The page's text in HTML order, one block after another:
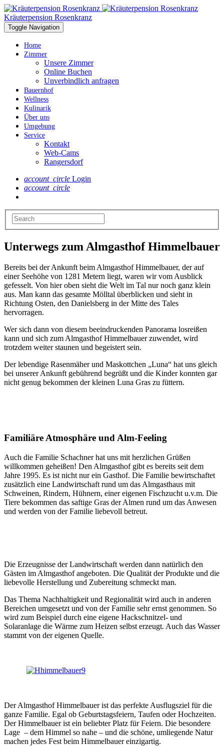
Kräuterpension Rosenkranz
Toggle Navigation
Home
Zimmer
Unsere Zimmer
Online Buchen
Unverbindlich anfragen
Bauernhof
Wellness
Kulinarik
Über uns
Umgebung
Service
Kontakt
Web-Cams
Rangersdorf
account_circle Login
account_circle
Unterwegs zum Almgasthof Himmelbauer
Bereits bei der Ankunft beim Almgasthof Himmelbauer, der auf
einer Seehöhe von 1281 Metern liegt, waren wir vom Ausblick
gefesselt. Von hier oben sieht die Welt im Tal nur noch ganz klein
aus. Man kann das gesamte Mölltal überblicken und sieht in
Richtung Osten, den Danielsberg in der Mitte des Tales
hervorragen.
Wer sich dann von diesem beeindruckenden Panorama losreißen
kann und sich zum Almgasthof Himmelbauer zuwendet, wird
trotzdem weiter staunen und begeistert sein.
Der lebendige Rasenmäher und Maskottchen „Luna“ hat uns gleich
bei unserer Ankunft gebührend begrüßt und die Kinder konnten gar
nicht genug bekommen der kleinen Luna Gras zu füttern.
Familiäre Atmosphäre und Alm-Feeling
Auch die Familie Schachner hat uns mit herzlichen Grüßen
willkommen geheißen! Den Almgasthof gibt es bereits seit dem
Jahre 1995. Es ist nicht nur ein Gasthof. Die Familie bewirtschaftet
zusätzlich eine Landwirtschaft rund um das Almgasthaus mit
Schweinen, Rindern, Hühnern, einer eigenen Fischzucht u.v.m. Die
Tiere bekommen das saftige Gras der Almen rund um das Anwesen
und werden von der Familie liebevoll betreut.
Die Erzeugnisse der Landwirtschaft werden dann natürlich den
Gästen im Almgasthof angeboten. Die Qualität der Produkte und die
liebevolle Herstellung und Zubereitung schmeckt man.
Das Thema Nachhaltigkeit und Regionalität wird auch in anderen
Bereichen umgesetzt und von der Familie sehr ernst genommen. So
wird zum Beispiel durch eine eigene Hackschnitzel- und
Solaranlage die Wärme zum Heizen selbst erzeugt. Auch das Wasser
stammt von der eigenen Quelle.
Der Almgasthof Himmelbauer ist das perfekte Ausflugsziel für die
ganze Familie. Egal ob Geburtstagsfeiern, Taufen oder Hochzeiten.
Der Himmelbauer ist ein beliebter Platz für Feiern. Die besondere
Lage – dem Himmel so nahe – und die schöne, umliegende Natur
machen jedes Fest beim Himmelbauer einzigartig.